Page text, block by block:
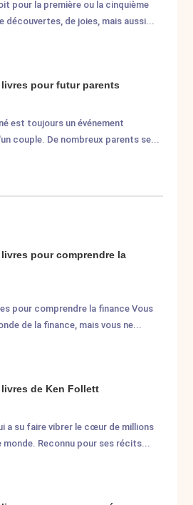
pour la première ou la cinquième
découvertes, de joies, mais aussi...
pour futur parents
est toujours un événement
couple. De nombreux parents se...
pour comprendre la
pour comprendre la finance Vous
de la finance, mais vous ne...
de Ken Follett
a su faire vibrer le cœur de millions
monde. Reconnu pour ses récits...